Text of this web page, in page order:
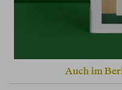
Auch im